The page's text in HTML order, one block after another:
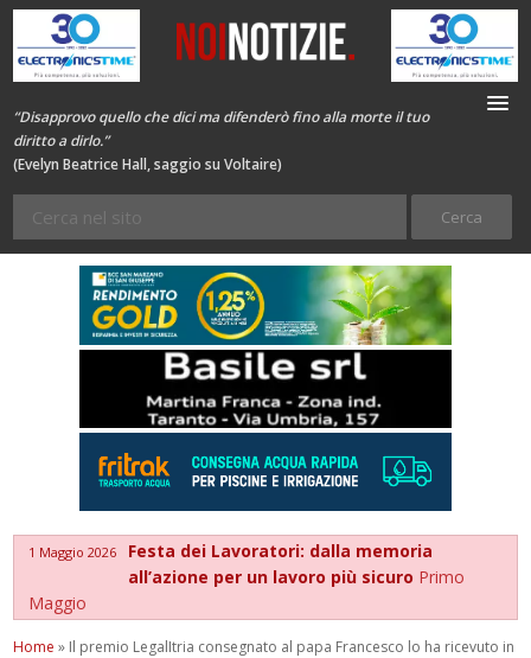
“Disapprovo quello che dici ma difenderò fino alla morte il tuo
diritto a dirlo.”
(Evelyn Beatrice Hall, saggio su Voltaire)
1 Maggio 2026
Festa dei Lavoratori: dalla memoria
all’azione per un lavoro più sicuro Primo
Maggio
Home » Il premio LegalItria consegnato al papa Francesco lo ha ricevuto in